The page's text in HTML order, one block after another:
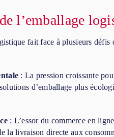
l’emballage
fait face à plusieurs
: La pression croissante
d’emballage plus
: L’essor du commerce en
la livraison directe aux